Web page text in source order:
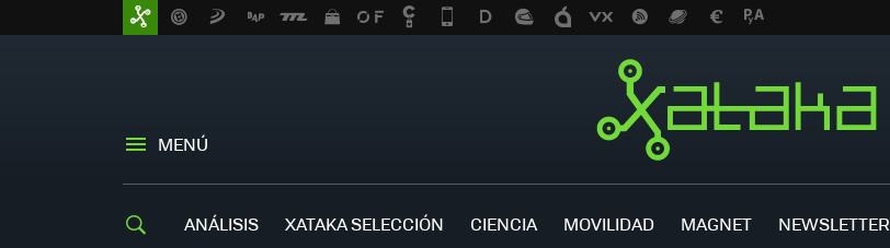
MENÚ
ANÁLISIS XATAKA SELECCIÓN CIENCIA MOVILIDAD MAGNET NEWSLETTER